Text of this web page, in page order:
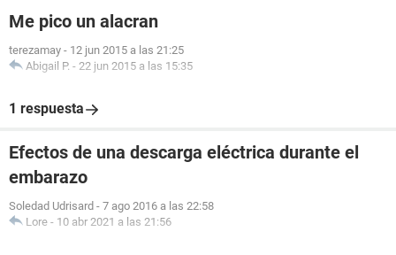
Me pico un alacran
terezamay - 12 jun 2015 a las 21:25
Abigail P. - 22 jun 2015 a las 15:35
1 respuesta
Efectos de una descarga eléctrica durante el
embarazo
Soledad Udrisard - 7 ago 2016 a las 22:58
Lore - 10 abr 2021 a las 21:56